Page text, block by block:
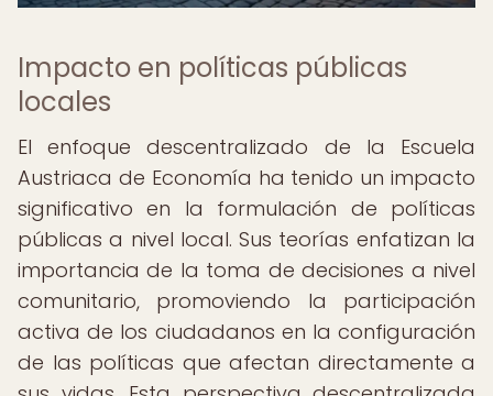
Impacto en políticas públicas
locales
El enfoque descentralizado de la Escuela
Austriaca de Economía ha tenido un impacto
significativo en la formulación de políticas
públicas a nivel local. Sus teorías enfatizan la
importancia de la toma de decisiones a nivel
comunitario, promoviendo la participación
activa de los ciudadanos en la configuración
de las políticas que afectan directamente a